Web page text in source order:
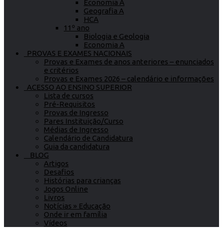
Economia A
Geografia A
HCA
11º ano
Biologia e Geologia
Economia A
PROVAS E EXAMES NACIONAIS
Provas e Exames de anos anteriores – enunciados
e critérios
Provas e Exames 2026 – calendário e informações
ACESSO AO ENSINO SUPERIOR
Lista de cursos
Pré-Requisitos
Provas de Ingresso
Pares Instituição/Curso
Médias de Ingresso
Calendário de Candidatura
Guia da candidatura
BLOG
Artigos
Desafios
Histórias para crianças
Jogos Online
Livros
Notícias » Educação
Onde ir em família
Vídeos